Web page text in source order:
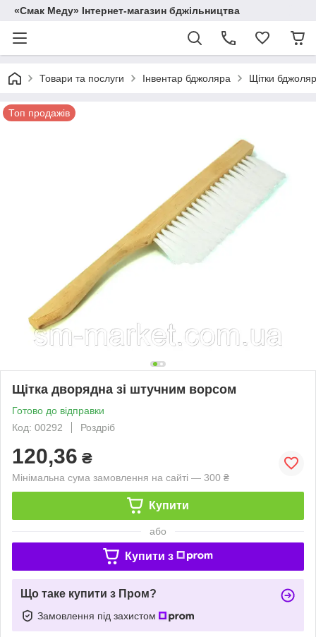
«Смак Меду» Інтернет-магазин бджільництва
Товари та послуги Інвентар бджоляра Щітки
Топ продажів
Щітка дворядна зі штучним ворсом
Готово до відправки
Код: 00292
Роздріб
120,36 ₴
Мінімальна сума замовлення на сайті — 300 ₴
Купити
або
Купити з
Що таке купити з Пром?
Замовлення під захистом